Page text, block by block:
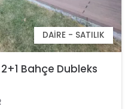
DAIRE - SATILIK
2+1 Bahçe Dubleks